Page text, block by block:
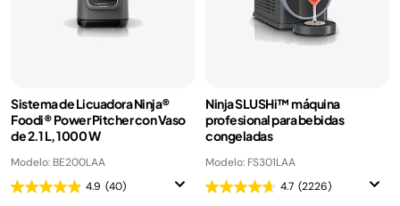
Sistema de Licuadora Ninja®
Foodi® Power Pitcher con Vaso
de 2.1 L, 1000 W
Modelo: BE200LAA
4.9 (40)
Ninja SLUSHi™ máquina
profesional para bebidas
congeladas
Modelo: FS301LAA
4.7 (2226)